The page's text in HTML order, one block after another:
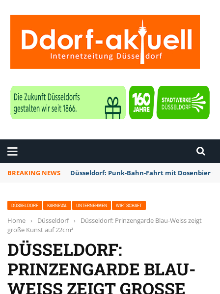
BREAKING NEWS Düsseldorf: Punk-Bahn-Fahrt mit Dosenbier
DÜSSELDORF KARNEVAL UNTERNEHMEN WIRTSCHAFT
Home › Düsseldorf ›
Düsseldorf: Prinzengarde Blau-Weiss zeigt
große Kunst auf 22cm²
DÜSSELDORF:
PRINZENGARDE BLAU-
WEISS ZEIGT GROSSE K